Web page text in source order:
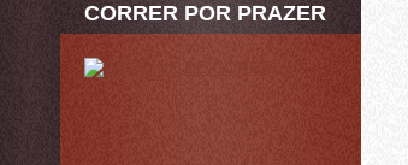
CORRER POR PRAZER